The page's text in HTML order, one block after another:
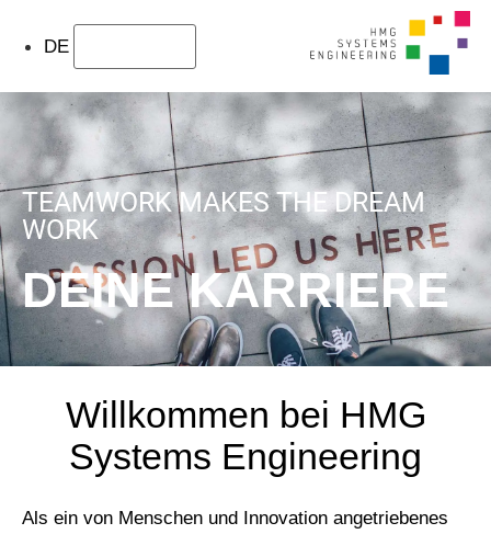
DE
TEAMWORK MAKES THE DREAM
WORK
DEINE KARRIERE
Willkommen bei HMG
Systems Engineering
Als ein von Menschen und Innovation angetriebenes